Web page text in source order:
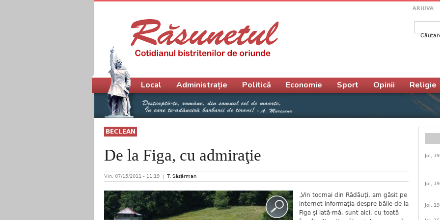
ARHIVA
BECLEAN
De la Figa, cu admiraţie
Vin, 07/15/2011 - 11:19 T. Săsărman
„Vin tocmai din Rădăuţi, am găsit pe
internet informaţia despre băile de la
Figa şi iată-mă, sunt aici, cu toată
Meniu principal
Local Administrație Politică Economie Sport Opinii Religie
Joi,
Joi,
Joi,